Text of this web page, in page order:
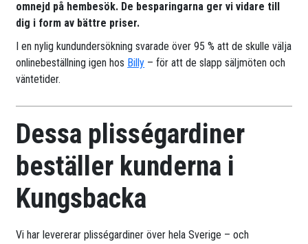
omnejd på hembesök. De besparingarna ger vi vidare till
dig i form av bättre priser.
I en nylig kundundersökning svarade över 95 % att de skulle välja
onlinebeställning igen hos Billy – för att de slapp säljmöten och
väntetider.
Dessa plisségardiner
beställer kunderna i
Kungsbacka
Vi har levererar plisségardiner över hela Sverige – och